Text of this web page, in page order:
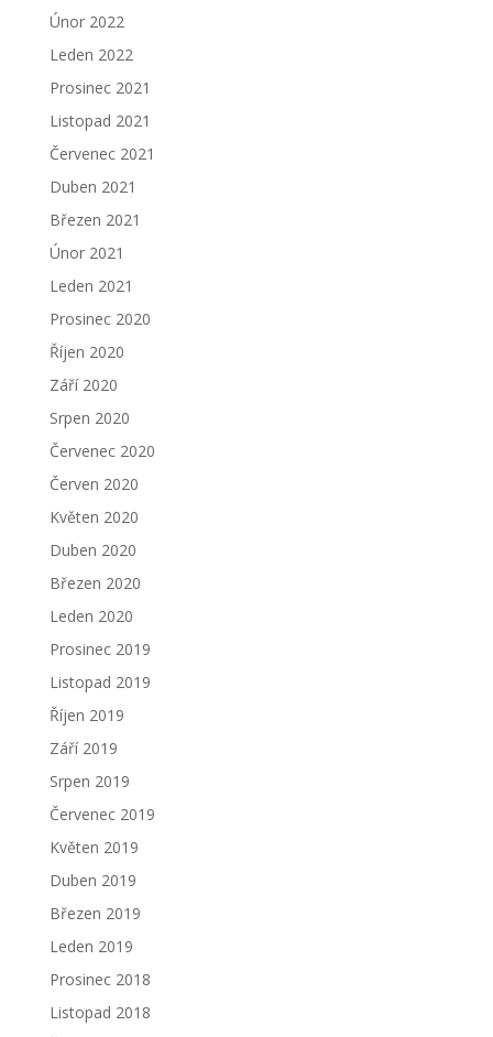
Únor 2022
Leden 2022
Prosinec 2021
Listopad 2021
Červenec 2021
Duben 2021
Březen 2021
Únor 2021
Leden 2021
Prosinec 2020
Říjen 2020
Září 2020
Srpen 2020
Červenec 2020
Červen 2020
Květen 2020
Duben 2020
Březen 2020
Leden 2020
Prosinec 2019
Listopad 2019
Říjen 2019
Září 2019
Srpen 2019
Červenec 2019
Květen 2019
Duben 2019
Březen 2019
Leden 2019
Prosinec 2018
Listopad 2018